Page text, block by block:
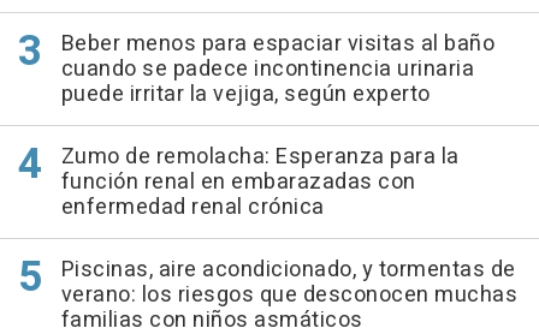
Beber menos para espaciar visitas al baño
cuando se padece incontinencia urinaria
puede irritar la vejiga, según experto
Zumo de remolacha: Esperanza para la
función renal en embarazadas con
enfermedad renal crónica
Piscinas, aire acondicionado, y tormentas de
verano: los riesgos que desconocen muchas
familias con niños asmáticos